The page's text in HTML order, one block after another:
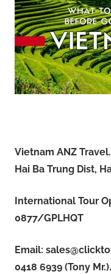
Vietnam ANZ
Hai Ba Trung Dist,
International Tour
0877/GPLHQT
Email:
0418 6939 (Tony